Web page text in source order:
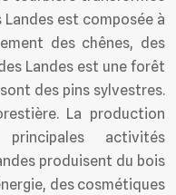
est composée à
des chênes, des
Landes est une forêt
des pins sylvestres.
La production
activités
produisent du bois
des cosmétiques